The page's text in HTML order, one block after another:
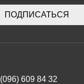
ПОДПИСАТЬСЯ
(096) 609 84 32